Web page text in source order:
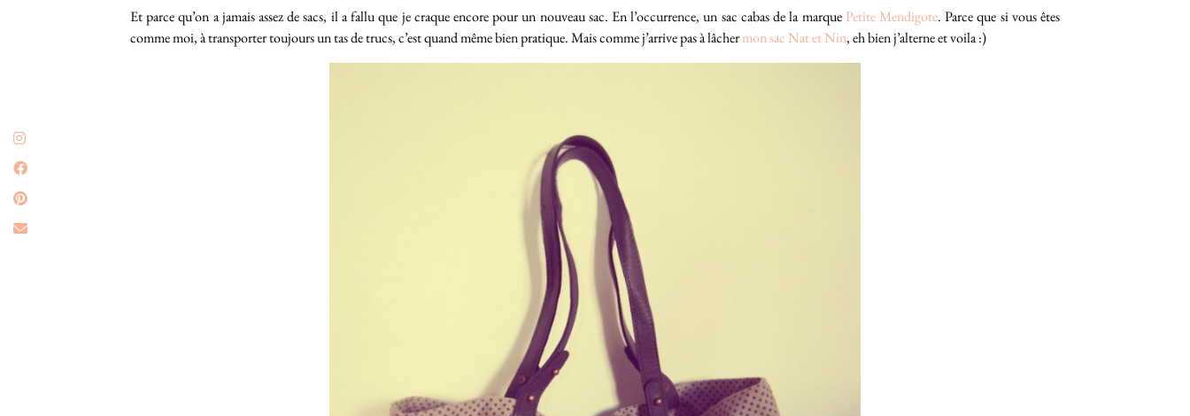
Et parce qu’on a jamais assez de sacs, il a fallu que je craque encore pour un nouveau sac. En l’occurrence, un sac cabas de la marque Petite Mendigote. Parce que si vous êtes
comme moi, à transporter toujours un tas de trucs, c’est quand même bien pratique. Mais comme j’arrive pas à lâchermon sac Nat et Nin, eh bien j’alterne et voila :)